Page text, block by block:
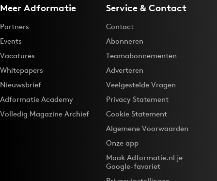
Meer Adformatie
Partners
Events
Vacatures
Whitepapers
Nieuwsbrief
Adformatie Academy
Volledig Magazine Archief
Service & Contact
Contact
Abonneren
Teamabonnementen
Adverteren
Veelgestelde Vragen
Privacy Statement
Cookie Statement
Algemene Voorwaarden
Onze app
Maak Adformatie.nl je
Google-favoriet